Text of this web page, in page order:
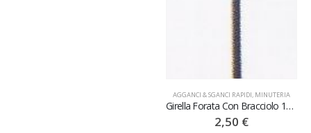
AGGANCI & SGANCI RAPIDI,MINUTERIA
Girella Forata Con Bracciolo 12PZ